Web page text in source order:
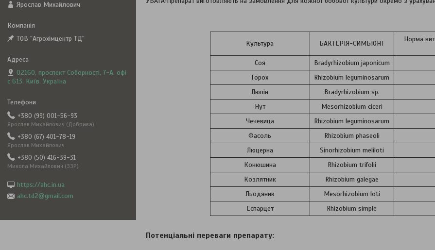
Культура БАКТЕРІЯ-СИМБІОНТ
Норма
Соя
Bradyrhizobium japonicum
Горох
Rhizobium leguminosarum
Люпін
Bradyrhizobium sp.
Нут
Mesorhizobium ciceri
Чечевица
Rhizobium leguminosarum
Фасоль
Rhizobium phaseoli
Люцерна
Sinorhizobium meliloti
Конюшина
Rhizobium trifolii
Козлятник
Rhizobium galegae
Льодяник
Mesorhizobium loti
Еспарцет
Rhizobium simple
Потенціальні переваги препарату:
Ярослав Михайлович
ТОВ "Агрохімцентр ТД"
02160, проспект Соборності, 7-А, офі
с 613, Київ, Україна
+380 (99) 001-56-93
Ярослав Михайлович (Добрива)
+380 (67) 401-78-19
Ярослав Михайлович
+380 (50) 416-39-31
Микола Михайлович (ЗЗР)
https://ahc.in.ua
ahc.td2@gmail.com